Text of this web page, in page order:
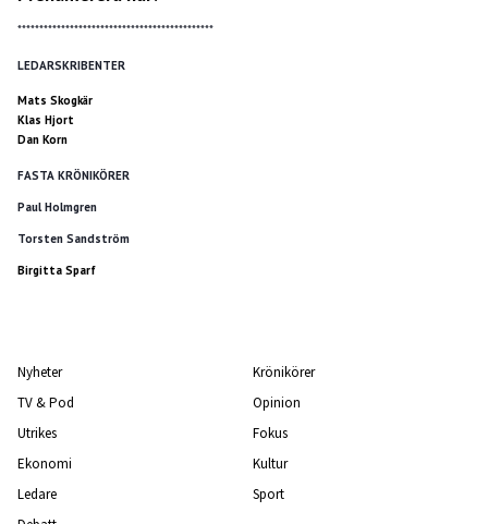
*********************************************
LEDARSKRIBENTER
Mats Skogkär
Klas Hjort
Dan Korn
FASTA KRÖNIKÖRER
Paul Holmgren
Torsten Sandström
Birgitta Sparf
Nyheter
TV & Pod
Utrikes
Ekonomi
Ledare
Krönikörer
Opinion
Fokus
Kultur
Sport